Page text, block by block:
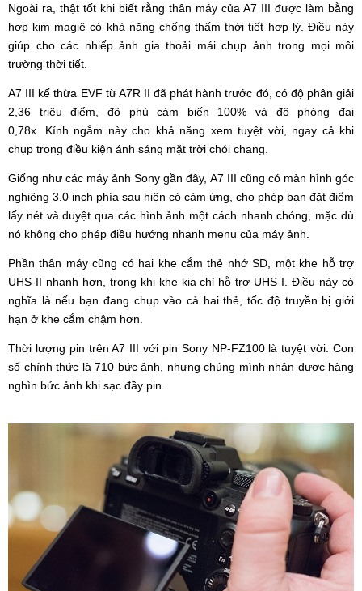
Ngoài ra, thật tốt khi biết rằng thân máy của A7 III được làm bằng
hợp kim magiê có khả năng chống thấm thời tiết hợp lý. Điều này
giúp cho các nhiếp ảnh gia thoải mái chụp ảnh trong mọi môi
trường thời tiết.
A7 III kế thừa EVF từ A7R II đã phát hành trước đó, có độ phân giải
2,36 triệu điểm, độ phủ cảm biến 100% và độ phóng đại
0,78x. Kính ngắm này cho khả năng xem tuyệt vời, ngay cả khi
chụp trong điều kiện ánh sáng mặt trời chói chang.
Giống như các máy ảnh Sony gần đây, A7 III cũng có màn hình góc
nghiêng 3.0 inch phía sau hiện có cảm ứng, cho phép bạn đặt điểm
lấy nét và duyệt qua các hình ảnh một cách nhanh chóng, mặc dù
nó không cho phép điều hướng nhanh menu của máy ảnh.
Phần thân máy cũng có hai khe cắm thẻ nhớ SD, một khe hỗ trợ
UHS-II nhanh hơn, trong khi khe kia chỉ hỗ trợ UHS-I. Điều này có
nghĩa là nếu bạn đang chụp vào cả hai thẻ, tốc độ truyền bị giới
hạn ở khe cắm chậm hơn.
Thời lượng pin trên A7 III với pin Sony NP-FZ100 là tuyệt vời. Con
số chính thức là 710 bức ảnh, nhưng chúng mình nhận được hàng
nghìn bức ảnh khi sạc đầy pin.